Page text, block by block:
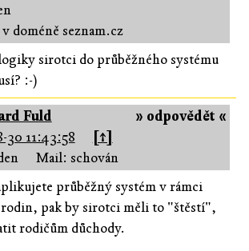
doméně seznam.cz
sirotci do průběžného systému
:-)
» odpovědět «
Fuld
30 11:43:58
[↑]
Mail: schován
průběžný systém v rámci
pak by sirotci měli to "štěstí",
rodičům důchody.